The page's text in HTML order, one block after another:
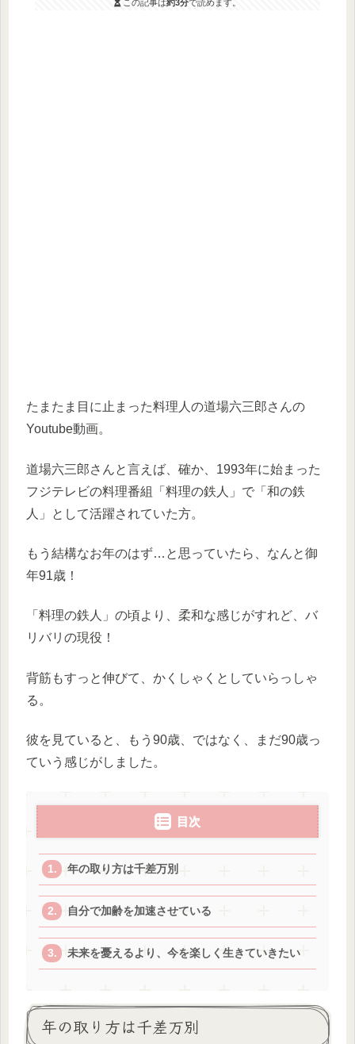
この記事は約3分で読めます。
たまたま目に止まった料理人の道場六三郎さんの
Youtube動画。
道場六三郎さんと言えば、確か、1993年に始まった
フジテレビの料理番組「料理の鉄人」で「和の鉄
人」として活躍されていた方。
もう結構なお年のはず…と思っていたら、なんと御
年91歳！
「料理の鉄人」の頃より、柔和な感じがすれど、バ
リバリの現役！
背筋もすっと伸びて、かくしゃくとしていらっしゃ
る。
彼を見ていると、もう90歳、ではなく、まだ90歳っ
ていう感じがしました。
目次
年の取り方は千差万別
自分で加齢を加速させている
未来を憂えるより、今を楽しく生きていきたい
年の取り方は千差万別